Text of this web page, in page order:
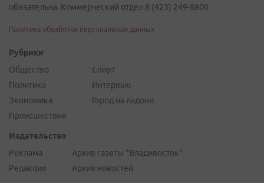
обязательна. Коммерческий отдел 8 (423) 249-8800
Политика обработки персональных данных
Рубрики
Общество
Политика
Экономика
Происшествия
Спорт
Интервью
Город на ладони
Издательство
Реклама
Редакция
Архив газеты "Владивосток"
Архив новостей